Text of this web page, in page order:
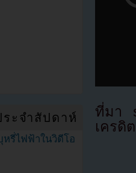
ที่มา
เครดิ
ะจำสัปดาห์
รี่ไฟฟ้าในวิดีโอ